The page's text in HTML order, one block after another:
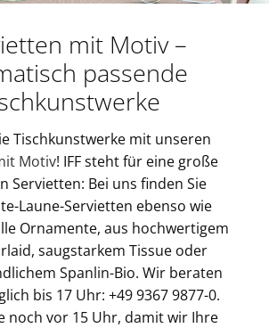
mit Motiv–
passende
Tischkunstwerke mit unseren
Motiv! IFF steht für eine große
Servietten: Bei uns finden Sie
Laune-Servietten ebenso wie
Ornamente, aus hochwertigem
saugstarkem Tissue oder
Spanlin-Bio. Wir beraten
bis 17 Uhr: +49 9367 9877-0.
noch vor 15 Uhr, damit wir Ihre